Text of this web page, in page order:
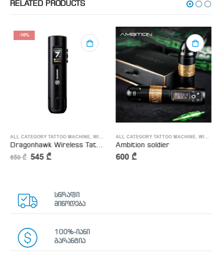
RELATED PRODUCTS
,PERMANENT MAKEUP MACHINE
-16%
ALL CATEGORY TATTOO MACHINE, WIRELESS TATTOO MACHINE
Dragonhawk Wireless Tattoo Pen Machine Brushless Motor with 3.5MM Stroke Smart Screen | X7
650₾ 545 ₾
ALL CATEGORY TATTOO MACHINE, WIRELESS TATTOO MACHINE
Ambition soldier
600 ₾
სწრაფი
მიწოდება
100%-იანი
გარანტია